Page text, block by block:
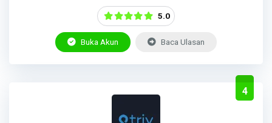
5.0
Buka Akun Baca Ulasan
4